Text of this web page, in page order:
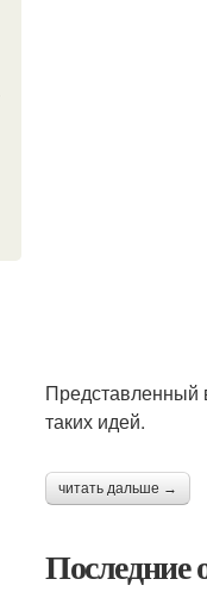
Представленный
таких идей.
читать дальше →
Последние